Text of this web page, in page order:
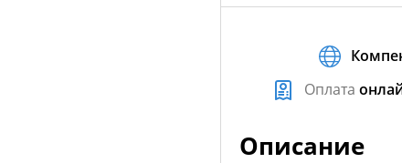
Оплата
Описание